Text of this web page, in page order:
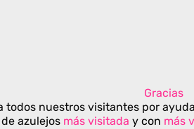
Gracias
todos nuestros visitantes por
de azulejos más visitada y con más